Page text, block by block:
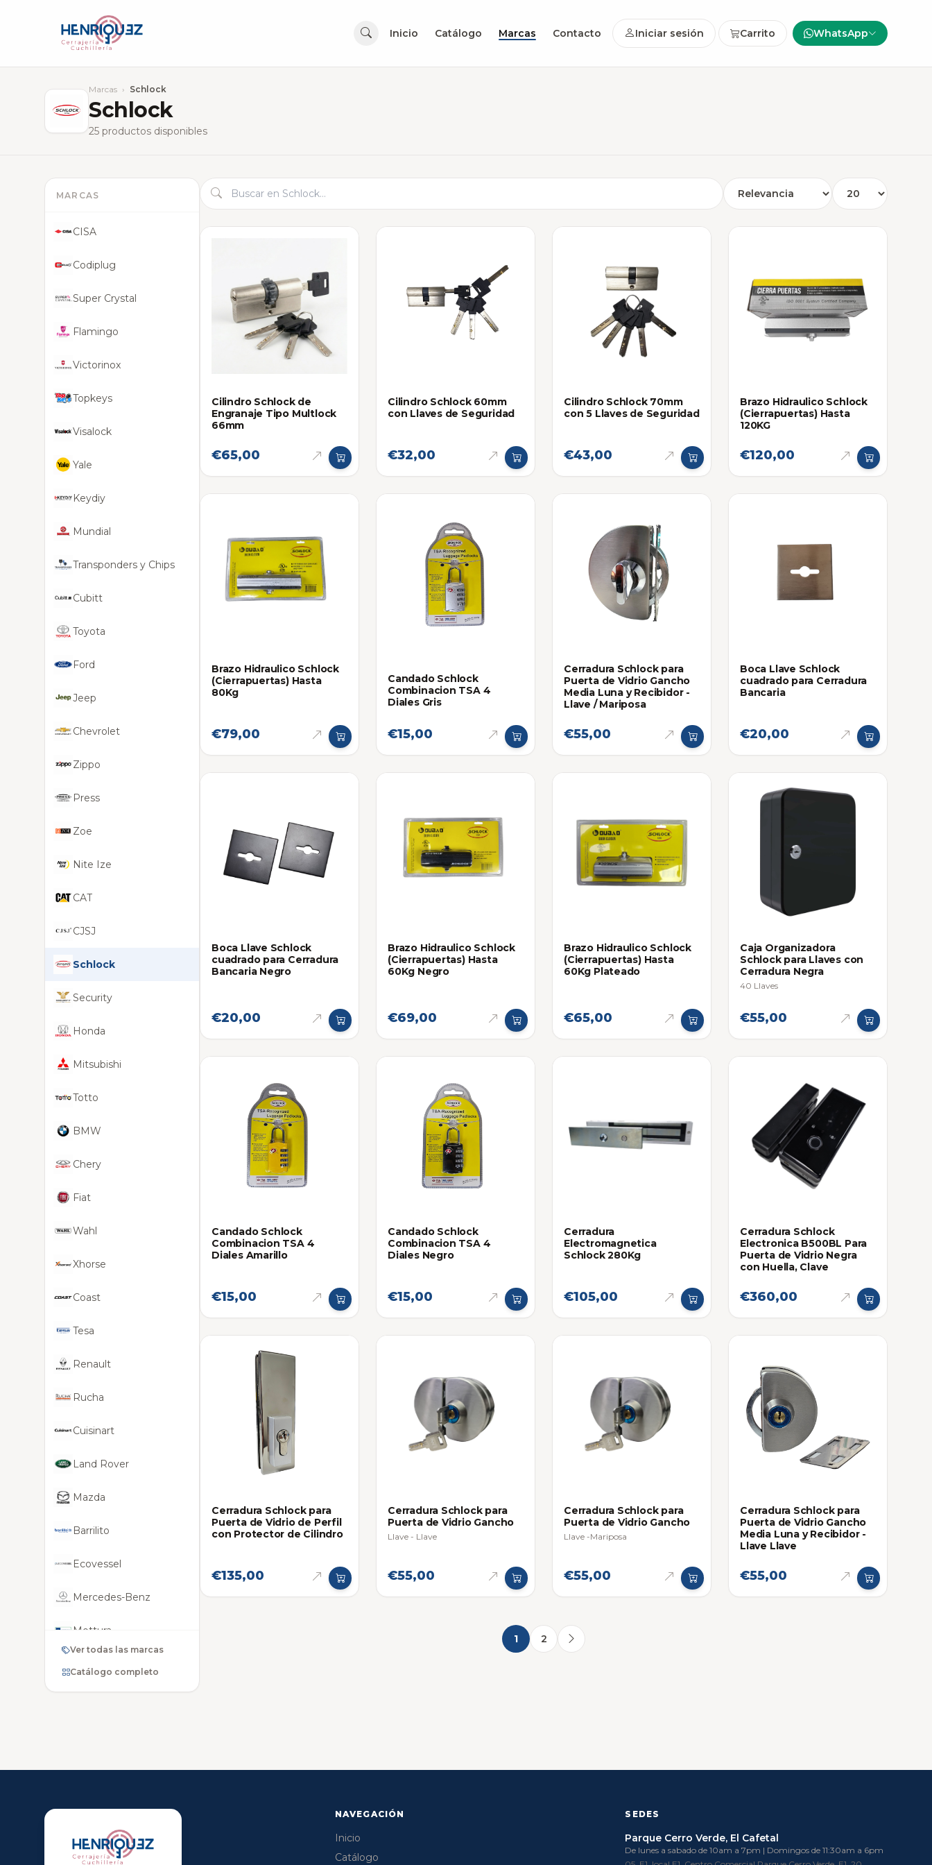
Inicio Catálogo Marcas Contacto Iniciar sesión Carrito WhatsApp
Marcas › Schlock
Schlock
25 productos disponibles
MARCAS
CISA
Codiplug
Super Crystal
Flamingo
Victorinox
Topkeys
Visalock
Yale
Keydiy
Mundial
Transponders y Chips
Cubitt
Toyota
Ford
Jeep
Chevrolet
Zippo
Press
Zoe
Nite Ize
CAT
CJSJ
Schlock
Security
Honda
Mitsubishi
Totto
BMW
Chery
Fiat
Wahl
Xhorse
Coast
Tesa
Renault
Rucha
Cuisinart
Land Rover
Mazda
Barrilito
Ecovessel
Mercedes-Benz
Mottura
Ver todas las marcas
Catálogo completo
Cilindro Schlock de
Engranaje Tipo Multlock
66mm
€65,00
Cilindro Schlock 60mm
con Llaves de Seguridad
€32,00
Cilindro Schlock 70mm
con 5 Llaves de Seguridad
€43,00
Brazo Hidraulico Schlock
(Cierrapuertas) Hasta
120KG
€120,00
Brazo Hidraulico Schlock
(Cierrapuertas) Hasta
80Kg
€79,00
Candado Schlock
Combinacion TSA 4
Diales Gris
€15,00
Cerradura Schlock para
Puerta de Vidrio Gancho
Media Luna y Recibidor -
Llave / Mariposa
€55,00
Boca Llave Schlock
cuadrado para Cerradura
Bancaria
€20,00
Boca Llave Schlock
cuadrado para Cerradura
Bancaria Negro
€20,00
Brazo Hidraulico Schlock
(Cierrapuertas) Hasta
60Kg Negro
€69,00
Brazo Hidraulico Schlock
(Cierrapuertas) Hasta
60Kg Plateado
€65,00
Caja Organizadora
Schlock para Llaves con
Cerradura Negra
40 Llaves
€55,00
Candado Schlock
Combinacion TSA 4
Diales Amarillo
€15,00
Candado Schlock
Combinacion TSA 4
Diales Negro
€15,00
Cerradura
Electromagnetica
Schlock 280Kg
€105,00
Cerradura Schlock
Electronica B500BL Para
Puerta de Vidrio Negra
con Huella, Clave
€360,00
Cerradura Schlock para
Puerta de Vidrio de Perfil
con Protector de Cilindro
€135,00
Cerradura Schlock para
Puerta de Vidrio Gancho
Llave - Llave
€55,00
Cerradura Schlock para
Puerta de Vidrio Gancho
Llave -Mariposa
€55,00
Cerradura Schlock para
Puerta de Vidrio Gancho
Media Luna y Recibidor -
Llave Llave
€55,00
1 2
NAVEGACIÓN
Inicio
Catálogo
SEDES
Parque Cerro Verde, El Cafetal
De lunes a sabado de 10am a 7pm | Domingos de 11:30am a 6pm